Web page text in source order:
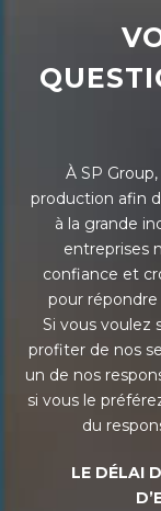
À SP
production afin
à la grande
entreprises
confiance et
pour répondre
Si vous voulez
profiter de nos
un de nos
si vous le
du
LE DÉLAI